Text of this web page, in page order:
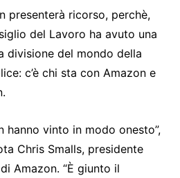
presenterà ricorso, perchè,
del Lavoro ha avuto una
divisione del mondo della
c’è chi sta con Amazon e
hanno vinto in modo onesto”,
Chris Smalls, presidente
Amazon. “È giunto il